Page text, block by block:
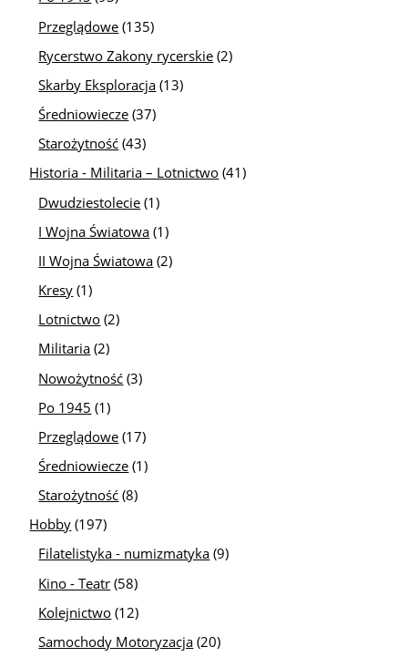
Przeglądowe (135)
Rycerstwo Zakony rycerskie (2)
Skarby Eksploracja (13)
Średniowiecze (37)
Starożytność (43)
Historia - Militaria – Lotnictwo (41)
Dwudziestolecie (1)
I Wojna Światowa (1)
II Wojna Światowa (2)
Kresy (1)
Lotnictwo (2)
Militaria (2)
Nowożytność (3)
Po 1945 (1)
Przeglądowe (17)
Średniowiecze (1)
Starożytność (8)
Hobby (197)
Filatelistyka - numizmatyka (9)
Kino - Teatr (58)
Kolejnictwo (12)
Samochody Motoryzacja (20)